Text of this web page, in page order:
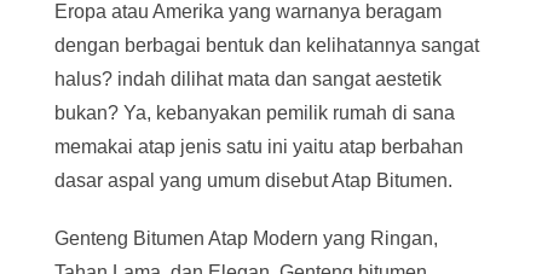
Eropa atau Amerika yang warnanya beragam
dengan berbagai bentuk dan kelihatannya sangat
halus? indah dilihat mata dan sangat aestetik
bukan? Ya, kebanyakan pemilik rumah di sana
memakai atap jenis satu ini yaitu atap berbahan
dasar aspal yang umum disebut Atap Bitumen.
Genteng Bitumen Atap Modern yang Ringan,